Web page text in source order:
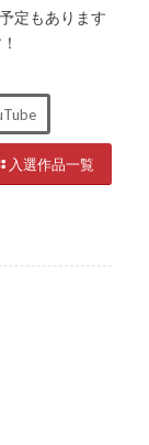
定もあります
入選作品一覧